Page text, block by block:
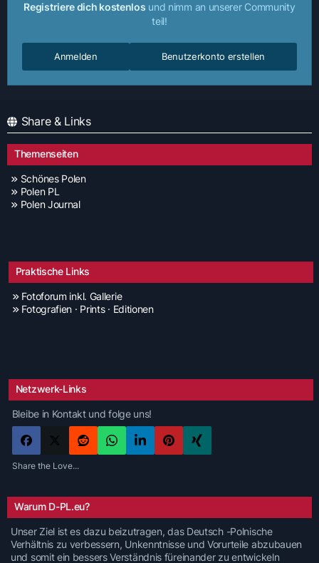
Registriere dich kostenlos und nimm an unserer Community
teil!
Benutzerkonto erstellen
Anmelden
Share & Links
Themenseiten
Schönes Polen
Polen PL
Polen Journal
Praktische Links
Fotoforum inkl. Gallerie
Fotografien · Prints · Editionen
Netzwerk-Links
Bleibe in Kontakt und folge uns!
Share the Love...
Warum D-PL.eu?
Unser Ziel ist es dazu beizutragen, das Deutsch -Polnische
Verhältnis zu verbessern, Unkenntnisse und Vorurteile abzubauen
und somit ein bessers Verständnis füreinander zu entwickeln